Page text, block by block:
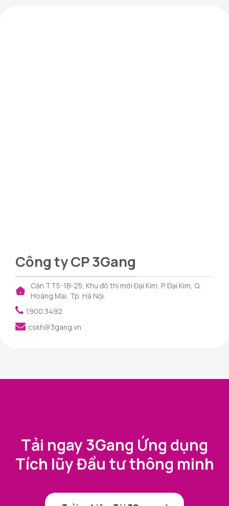
Công ty CP 3Gang
Căn TT5-1B-25, Khu đô thị mới Đại Kim, P. Đại Kim, Q.
Hoàng Mai, Tp. Hà Nội.
1900 3492
cskh@3gang.vn
Tải ngay 3Gang Ứng dụng
Tích lũy Đầu tư thông minh